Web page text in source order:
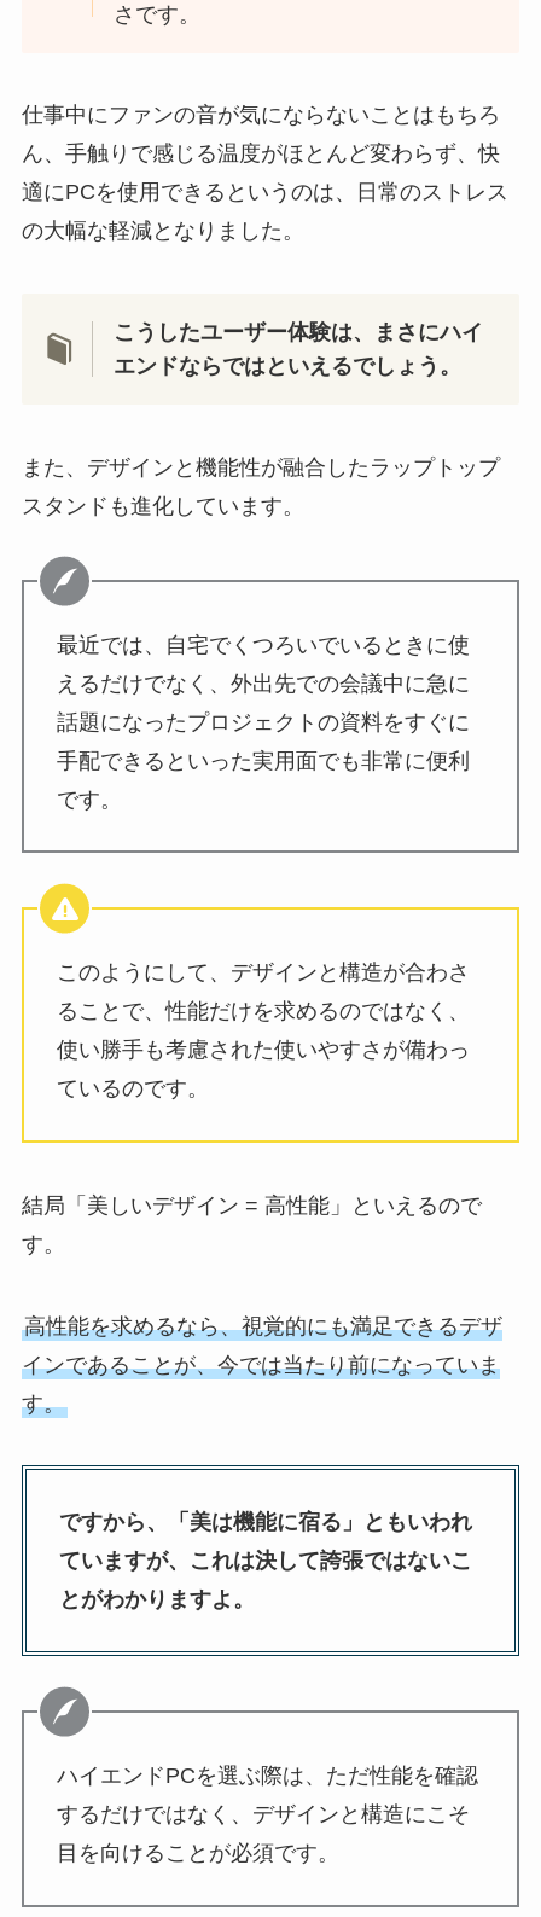
さです。
仕事中にファンの音が気にならないことはもちろ
ん、手触りで感じる温度がほとんど変わらず、快
適にPCを使用できるというのは、日常のストレス
の大幅な軽減となりました。
こうしたユーザー体験は、まさにハイ
エンドならではといえるでしょう。
また、デザインと機能性が融合したラップトップ
スタンドも進化しています。
最近では、自宅でくつろいでいるときに使
えるだけでなく、外出先での会議中に急に
話題になったプロジェクトの資料をすぐに
手配できるといった実用面でも非常に便利
です。
このようにして、デザインと構造が合わさ
ることで、性能だけを求めるのではなく、
使い勝手も考慮された使いやすさが備わっ
ているのです。
結局「美しいデザイン = 高性能」といえるので
す。
高性能を求めるなら、視覚的にも満足できるデザ
インであることが、今では当たり前になっていま
す。
ですから、「美は機能に宿る」ともいわれ
ていますが、これは決して誇張ではないこ
とがわかりますよ。
ハイエンドPCを選ぶ際は、ただ性能を確認
するだけではなく、デザインと構造にこそ
目を向けることが必須です。